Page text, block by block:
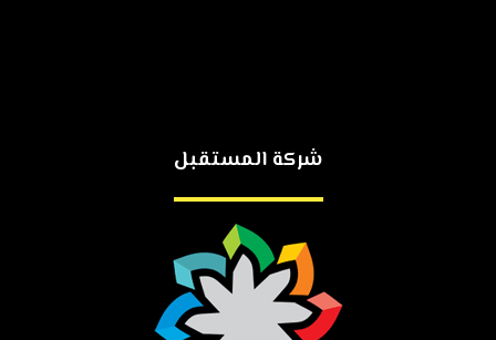
شركة المستقبل